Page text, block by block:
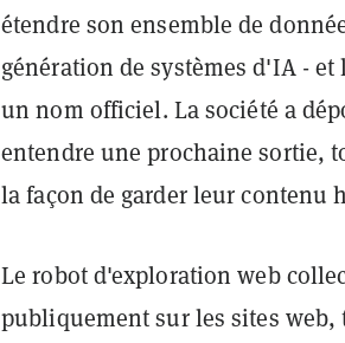
étendre son ensemble de
génération de systèmes d'IA -
un nom officiel. La société a
entendre une prochaine sortie,
la façon de garder leur contenu
Le robot d'exploration web
publiquement sur les sites